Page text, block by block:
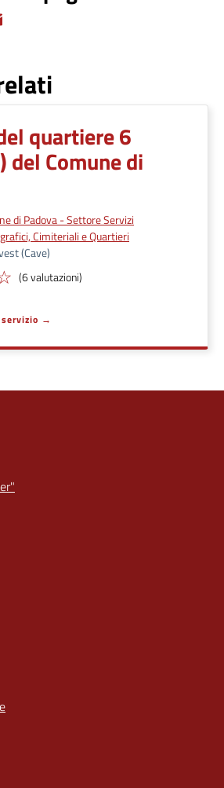
Email
quartiere 6
del Comune di
di Padova - Settore Servizi
Cimiteriali e Quartieri
(Cave)
(6 valutazioni)